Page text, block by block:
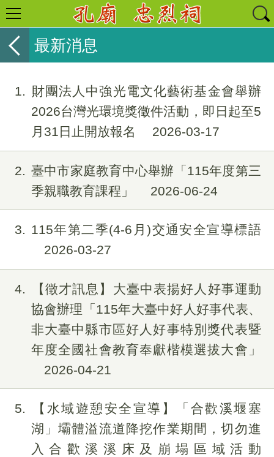
最新消息
1
財團法人中強光電文化藝術基金會舉辦
2026台灣光環境獎徵件活動，即日起至5
月31日止開放報名
2026-03-17
2
臺中市家庭教育中心舉辦「115年度第三
季親職教育課程」
2026-06-24
3
115年第二季(4-6月)交通安全宣導標語
2026-03-27
4
【徵才訊息】大臺中表揚好人好事運動
協會辦理「115年大臺中好人好事代表、
非大臺中縣市區好人好事特別獎代表暨
年度全國社會教育奉獻楷模選拔大會」
2026-04-21
5
【水域遊憩安全宣導】「合歡溪堰塞
湖」壩體溢流道降挖作業期間，切勿進
入合歡溪溪床及崩塌區域活動